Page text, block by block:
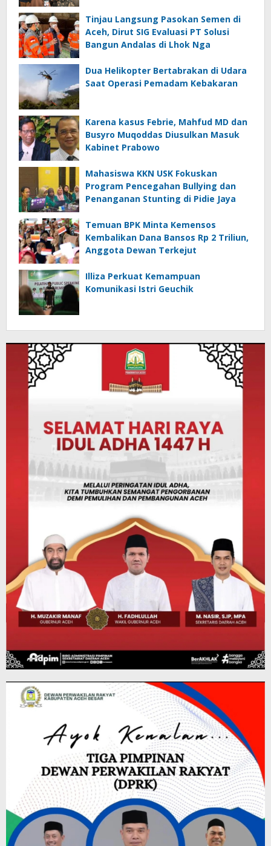
Tinjau Langsung Pasokan Semen di
Aceh, Dirut SIG Evaluasi PT Solusi
Bangun Andalas di Lhok Nga
Dua Helikopter Bertabrakan di Udara
Saat Operasi Pemadam Kebakaran
Karena kasus Febrie, Mahfud MD dan
Busyro Muqoddas Diusulkan Masuk
Kabinet Prabowo
Mahasiswa KKN USK Fokuskan
Program Pencegahan Bullying dan
Penanganan Stunting di Pidie Jaya
Temuan BPK Minta Kemensos
Kembalikan Dana Bansos Rp 2 Triliun,
Anggota Dewan Terkejut
Illiza Perkuat Kemampuan
Komunikasi Istri Geuchik